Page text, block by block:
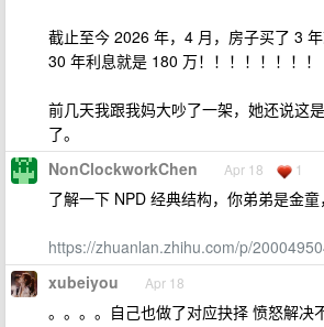
截止至今 2026 年，4 月，房子买了 3
30 年利息就是 180 万！！！！！！！！
前几天我跟我妈大吵了一架，她还说这
了。
NonClockworkChen Apr 18 1
了解一下 NPD 经典结构，你弟弟是金童
https://zhuanlan.zhihu.com/p/
xubeiyou Apr 18
。。。。自己也做了对应抉择 愤怒解决